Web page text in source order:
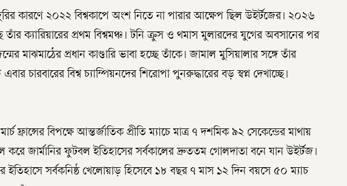
কারণে ২০২২ বিশ্বকাপে অংশ নিতে না পারার আক্ষেপ ছিল উইর্টজের। ২০২৬
তাঁর ক্যারিয়ারের প্রথম বিশ্বমঞ্চ। টনি ক্রুস ও থমাস মুলারদের যুগের অবসানের পর
মাঝমাঠের প্রধান কাণ্ডারি ভাবা হচ্ছে তাঁকে। জামাল মুসিয়ালার সঙ্গে তাঁর
চারবারের বিশ্ব চ্যাম্পিয়নদের শিরোপা পুনরুদ্ধারের বড় স্বপ্ন দেখাচ্ছে।
ফ্রান্সের বিপক্ষে আন্তর্জাতিক প্রীতি ম্যাচে মাত্র ৭ দশমিক ৯২ সেকেন্ডের মাথায়
করে জার্মানির ফুটবল ইতিহাসের সর্বকালের দ্রুততম গোলদাতা বনে যান উইর্টজ।
ইতিহাসে সর্বকনিষ্ঠ খেলোয়াড় হিসেবে ১৮ বছর ৭ মাস ১২ দিন বয়সে ৫০ ম্যাচ